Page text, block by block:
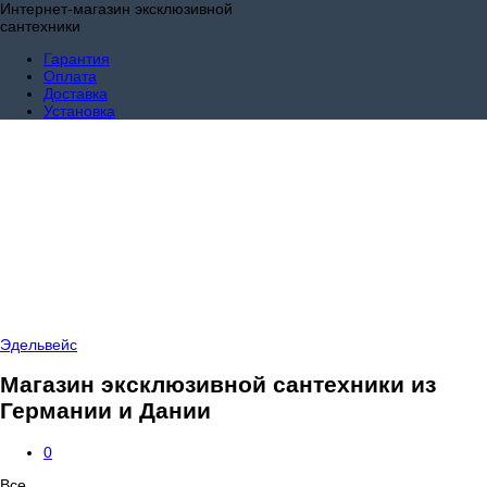
Интернет-магазин эксклюзивной
сантехники
Гарантия
Оплата
Доставка
Установка
Эдельвейс
Магазин эксклюзивной сантехники из
Германии и Дании
0